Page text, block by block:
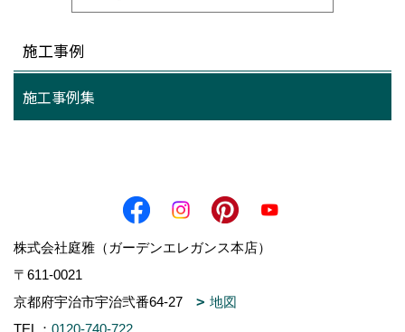
施工事例
施工事例集
株式会社庭雅（ガーデンエレガンス本店）
〒611-0021
京都府宇治市宇治弐番64-27
地図
TEL： 0120-740-722